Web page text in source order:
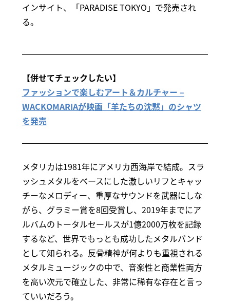
インサイト、「PARADISE TOKYO」で発売され
る。
【併せてチェックしたい】
ファッションで楽しむアート＆カルチャー –
WACKOMARIAが映画「羊たちの沈黙」のシャツ
を発売
メタリカは1981年にアメリカ西海岸で結成。スラ
ッシュメタルをベースにした激しいリフとキャッ
チーなメロディー、重厚なサウンドを武器にしな
がら、グラミー賞を8回受賞し、2019年までにア
ルバムのトータルセールスが1億2000万枚を記録
するなど、世界でもっとも成功したメタルバンド
として知られる。反骨精神が何よりも重視される
メタルミュージックの中で、音楽性と商業性両方
を高い次元で確立した、非常に稀有な存在と言っ
ていいだろう。